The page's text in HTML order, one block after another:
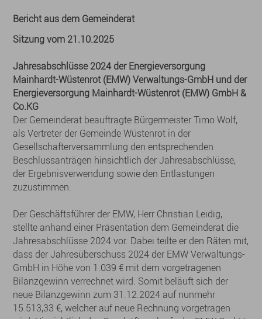
Bericht aus dem Gemeinderat
Sitzung vom 21.10.2025
Jahresabschlüsse 2024 der Energieversorgung
Mainhardt-Wüstenrot (EMW) Verwaltungs-GmbH und der
Energieversorgung Mainhardt-Wüstenrot (EMW) GmbH &
Co.KG
Der Gemeinderat beauftragte Bürgermeister Timo Wolf,
als Vertreter der Gemeinde Wüstenrot in der
Gesellschafterversammlung den entsprechenden
Beschlussanträgen hinsichtlich der Jahresabschlüsse,
der Ergebnisverwendung sowie den Entlastungen
zuzustimmen.
Der Geschäftsführer der EMW, Herr Christian Leidig,
stellte anhand einer Präsentation dem Gemeinderat die
Jahresabschlüsse 2024 vor. Dabei teilte er den Räten mit,
dass der Jahresüberschuss 2024 der EMW Verwaltungs-
GmbH in Höhe von 1.039 € mit dem vorgetragenen
Bilanzgewinn verrechnet wird. Somit beläuft sich der
neue Bilanzgewinn zum 31.12.2024 auf nunmehr
15.513,33 €, welcher auf neue Rechnung vorgetragen